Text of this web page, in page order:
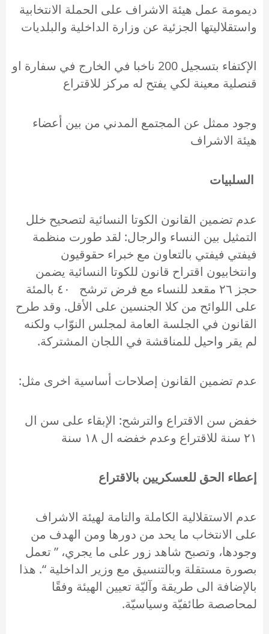
ديمومة عمل هيئة الاشراف على الحملة الانتخابية
واستقلاليتها الجزئية عن وزارة الداخلية والبلديات
الإكتفاء بتسجيل 200 ناخبا في الخارج في سفارة او
قنصلية معينة لكي يفتح له مركز للاقتراع
وجود ممثل عن المجتمع المدني من بين أعضاء
هيئة الاشراف
السلبيات
عدم تضمين القانون الكوتا النسائية لتصحيح خلل
التمثيل بين النساء والرجال: لقد طورت منظمة
فيفتي فيفتي بالتعاون مع خبراء حقوقيون
وانتخابيون اقتراح قانون للكوتا النسائية يضمن
حجز ٢٦ مقعد للنساء مع فرض ترشح ٤٠ بالمئة
على اللوائح من كلا الجنسين على الأقل. وقد طرح
القانون في الجلسة العامة لمجلس النوّاب ولكنه
لم يقر واحيل للمناقشة في اللجان المشتركة.
عدم تضمين القانون إصلاحات أساسية اخرى مثل:
خفض سن الاقتراع والترشح: الإبقاء على سن ال
٢١ سنة للاقتراع وعدم خفضه ال ١٨ سنة
إعطاء الحق للعسكريين بالاقتراع
عدم الاستقلالية الكاملة والتامة لهيئة الاشراف
على الانتخاب ما يحد من دورها ومن الهدف من
وجودها، وتصبح شاهد زور على ما يجري، ” تعمل
بصورة مستقلة وبالتنسيق مع وزير الداخلية “. هذا
بالإضافة الى طريقة وآليّة تعيين الهيئة وفقًا
لمحاصصة طائفيّة وسياسيّة.